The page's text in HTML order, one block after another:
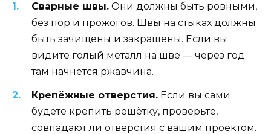
Сварные швы. Они должны быть ровными,
без пор и прожогов. Швы на стыках должны
быть зачищены и закрашены. Если вы
видите голый металл на шве — через год
там начнётся ржавчина.
Крепёжные отверстия. Если вы сами
будете крепить решётку, проверьте,
совпадают ли отверстия с вашим проектом.